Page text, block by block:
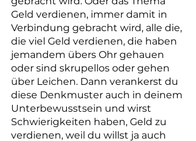
Geld verdienen, immer damit in
Verbindung gebracht wird, alle die,
die viel Geld verdienen, die haben
jemandem übers Ohr gehauen
oder sind skrupellos oder gehen
über Leichen. Dann verankerst du
diese Denkmuster auch in deinem
Unterbewusstsein und wirst
Schwierigkeiten haben, Geld zu
verdienen, weil du willst ja auch